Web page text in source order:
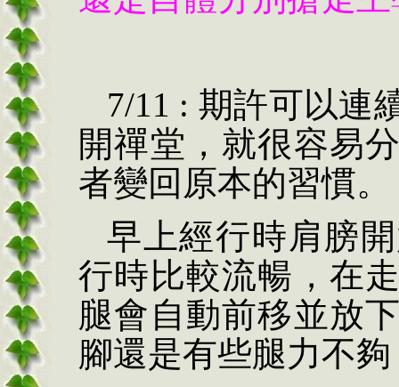
7/11 : 期許可以連
開禪堂，就很容易
者變回原本的習慣。
早上經行時肩膀
行時比較流暢，在
腿會自動前移並放
腳還是有些腿力不